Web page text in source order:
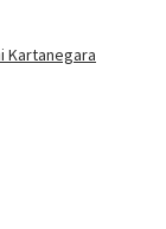
Kartanegara